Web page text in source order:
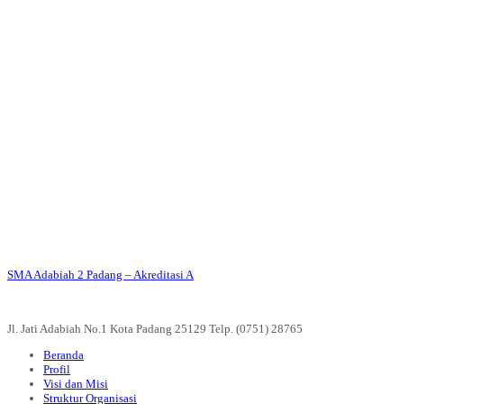
SMA Adabiah 2 Padang – Akreditasi A
Jl. Jati Adabiah No.1 Kota Padang 25129 Telp. (0751) 28765
Beranda
Profil
Visi dan Misi
Struktur Organisasi